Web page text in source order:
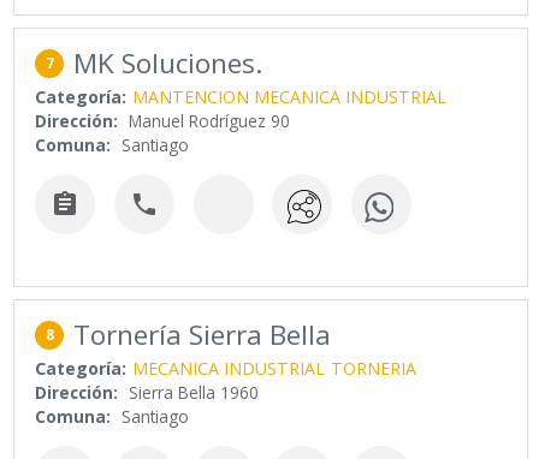
7 MK Soluciones.
Categoría: MANTENCION MECANICA INDUSTRIAL
Dirección: Manuel Rodríguez 90
Comuna: Santiago
 
8 Tornería Sierra Bella
Categoría: MECANICA INDUSTRIAL TORNERIA
Dirección: Sierra Bella 1960
Comuna: Santiago